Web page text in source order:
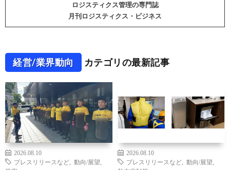
ロジスティクス管理の専門誌
月刊ロジスティクス・ビジネス
経営/業界動向 カテゴリの最新記事
2026.08.10
プレスリリースなど
動向/展望
2026.08.10
プレスリリースなど
動向/展望